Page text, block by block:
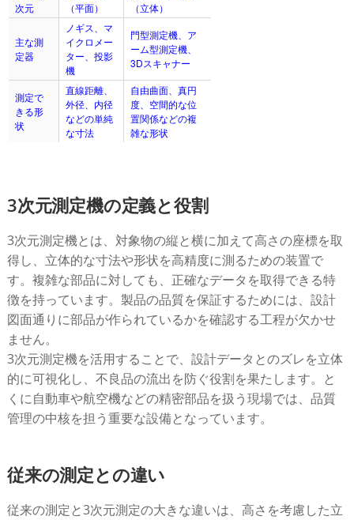
次元
（平面）
（立体）
主な測
定器
ノギス、マ
イクロメー
ター、投影
機
門型測定機、ア
ーム型測定機、
3Dスキャナー
測定で
きる形
状
直線距離、
外径、内径
などの単純
な寸法
自由曲面、真円
度、空間的な位
置関係などの複
雑な形状
3次元測定機の定義と役割
3次元測定機とは、対象物の縦と横に加えて高さの座標を取
得し、立体的な寸法や形状を高精度に測るための装置で
す。複雑な部品に対しても、正確なデータを取得できる特
徴を持っています。製品の品質を保証するためには、設計
図面通りに部品が作られているかを確認する工程が欠かせ
ません。
3次元測定機を活用することで、設計データとのズレを立体
的に可視化し、不良品の流出を防ぐ役割を果たします。と
くに自動車や航空機などの精密部品を扱う現場では、品質
管理の中核を担う重要な設備となっています。
従来の測定との違い
従来の測定と3次元測定の大きな違いは、高さを考慮した立